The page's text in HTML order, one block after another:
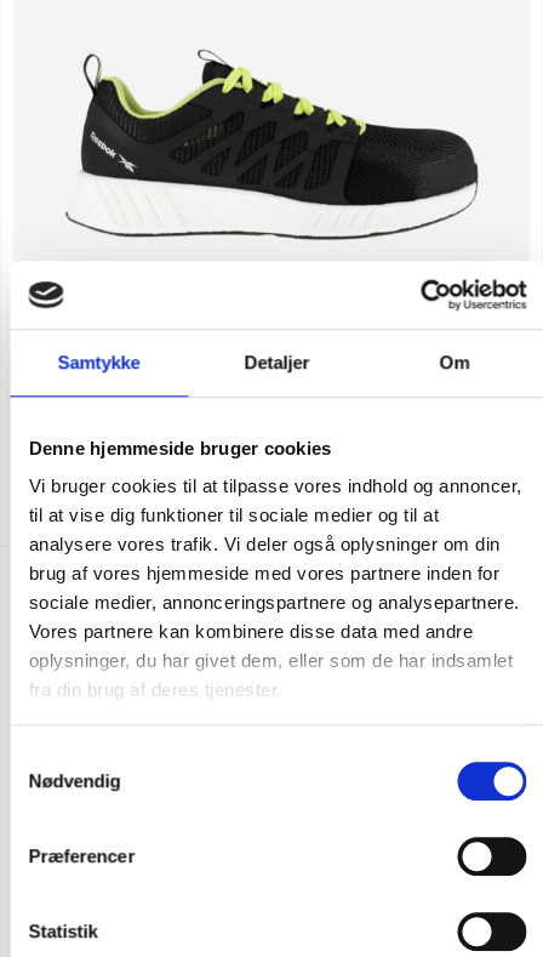
Samtykke Detaljer Om
Denne hjemmeside bruger cookies
Vi bruger cookies til at tilpasse vores indhold og annoncer,
til at vise dig funktioner til sociale medier og til at
analysere vores trafik. Vi deler også oplysninger om din
brug af vores hjemmeside med vores partnere inden for
sociale medier, annonceringspartnere og analysepartnere.
Vores partnere kan kombinere disse data med andre
oplysninger, du har givet dem, eller som de har indsamlet
fra din brug af deres tjenester.
Nødvendig
Præferencer
Statistik
Reebok fusion flexweave sport sneakers sikkerhedssko
DKK 2.123,75 m. moms
DKK 1.699,00 u. moms